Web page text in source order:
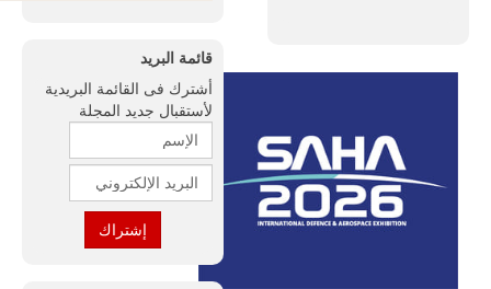
قائمة البريد
أشترك فى القائمة البريدية
لأستقبال جديد المجلة